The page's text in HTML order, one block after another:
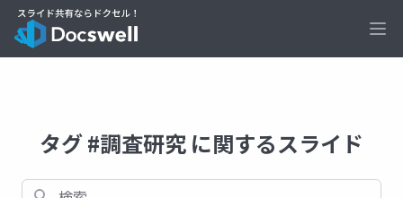
タグ #調査研究 に関するスライド
検索